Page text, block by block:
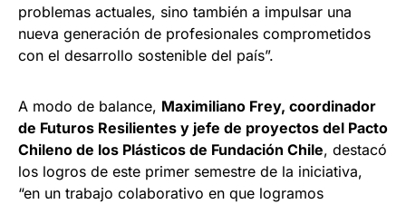
problemas actuales, sino también a impulsar una
nueva generación de profesionales comprometidos
con el desarrollo sostenible del país”.
A modo de balance, Maximiliano Frey, coordinador
de Futuros Resilientes y jefe de proyectos del Pacto
Chileno de los Plásticos de Fundación Chile, destacó
los logros de este primer semestre de la iniciativa,
“en un trabajo colaborativo en que logramos